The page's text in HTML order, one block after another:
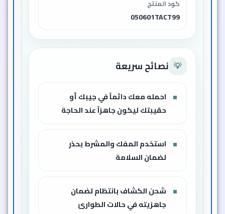
كود المنتج
050601TACT99
💡 نصائح سريعة
احمله معك دائماً في جيبك أو
حقيبتك ليكون جاهزاً عند الحاجة
استخدم المفك والمشرط بحذر
لضمان السلامة
شحن الكشاف بانتظام لضمان
جاهزيته في حالات الطوارئ